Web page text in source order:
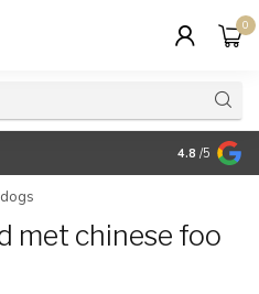
0
4.8 /5
met chinese foo